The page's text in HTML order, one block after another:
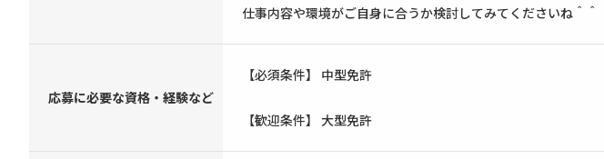
仕事内容や環境がご自身に合うか検討してみてくださいね＾＾
応募に必要な資格・経験など
【必須条件】 中型免許
【歓迎条件】 大型免許